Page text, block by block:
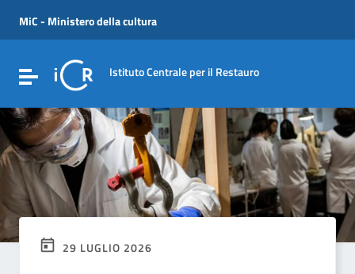
Vai al menu di navigazione
Vai al footer
MiC - Ministero della cultura
Attiva / disattiva la navigazione
Istituto Centrale per il Restauro
29 LUGLIO 2026